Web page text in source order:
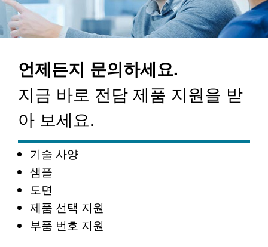
언제든지 문의하세요.
지금 바로 전담 제품 지원을 받
아 보세요.
기술 사양
샘플
도면
제품 선택 지원
부품 번호 지원